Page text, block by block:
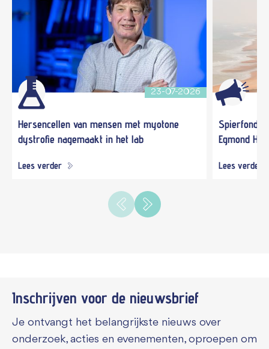
23-07-2026
Hersencellen van mensen met myotone
dystrofie nagemaakt in het lab
Lees verder
Spierfonds
Egmond
Lees verder
Inschrijven voor de nieuwsbrief
Je ontvangt het belangrijkste nieuws over
onderzoek, acties en evenementen, oproepen om